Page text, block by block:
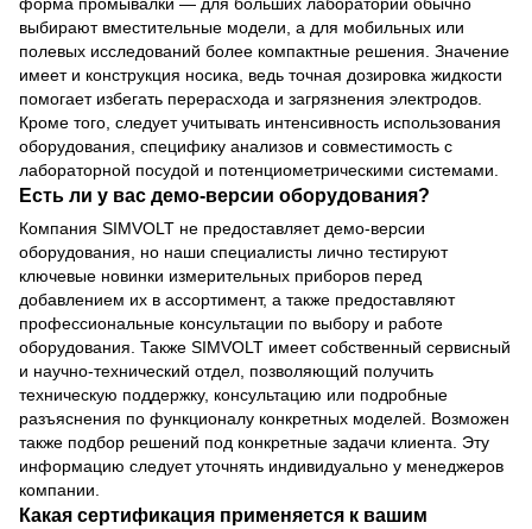
форма промывалки — для больших лабораторий обычно
выбирают вместительные модели, а для мобильных или
полевых исследований более компактные решения. Значение
имеет и конструкция носика, ведь точная дозировка жидкости
помогает избегать перерасхода и загрязнения электродов.
Кроме того, следует учитывать интенсивность использования
оборудования, специфику анализов и совместимость с
лабораторной посудой и потенциометрическими системами.
Есть ли у вас демо-версии оборудования?
Компания SIMVOLT не предоставляет демо-версии
оборудования, но наши специалисты лично тестируют
ключевые новинки измерительных приборов перед
добавлением их в ассортимент, а также предоставляют
профессиональные консультации по выбору и работе
оборудования. Также SIMVOLT имеет собственный сервисный
и научно-технический отдел, позволяющий получить
техническую поддержку, консультацию или подробные
разъяснения по функционалу конкретных моделей. Возможен
также подбор решений под конкретные задачи клиента. Эту
информацию следует уточнять индивидуально у менеджеров
компании.
Какая сертификация применяется к вашим